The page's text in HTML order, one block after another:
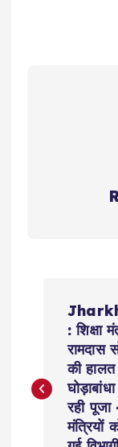
s
: शिक्षा
रामदास
की हालत
रही
मंत्रियों